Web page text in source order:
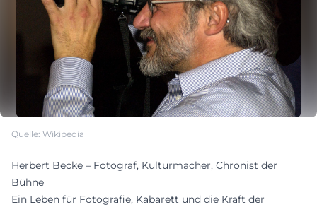
Quelle: Wikipedia
Herbert Becke – Fotograf, Kulturmacher, Chronist der
Bühne
Ein Leben für Fotografie, Kabarett und die Kraft der